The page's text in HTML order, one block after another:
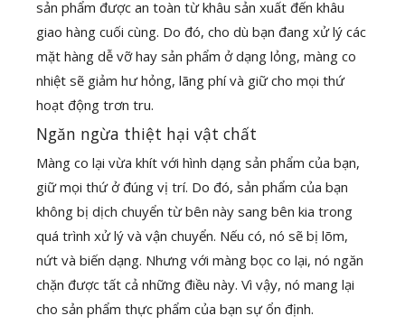
sản phẩm được an toàn từ khâu sản xuất đến khâu
giao hàng cuối cùng. Do đó, cho dù bạn đang xử lý các
mặt hàng dễ vỡ hay sản phẩm ở dạng lỏng, màng co
nhiệt sẽ giảm hư hỏng, lãng phí và giữ cho mọi thứ
hoạt động trơn tru.
Ngăn ngừa thiệt hại vật chất
Màng co lại vừa khít với hình dạng sản phẩm của bạn,
giữ mọi thứ ở đúng vị trí. Do đó, sản phẩm của bạn
không bị dịch chuyển từ bên này sang bên kia trong
quá trình xử lý và vận chuyển. Nếu có, nó sẽ bị lõm,
nứt và biến dạng. Nhưng với màng bọc co lại, nó ngăn
chặn được tất cả những điều này. Vì vậy, nó mang lại
cho sản phẩm thực phẩm của bạn sự ổn định.